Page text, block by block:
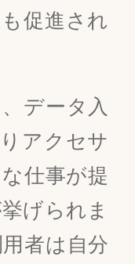
促進され
データ入
アクセサ
仕事が提
げられま
者は自分